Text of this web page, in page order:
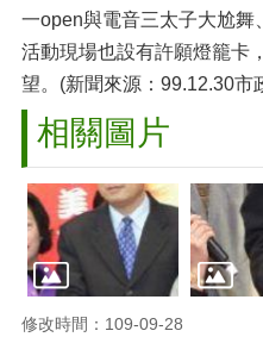
一open與電音三太子大尬舞
活動現場也設有許願燈籠卡
望。(新聞來源：99.12.30市
相關圖片
修改時間：109-09-28